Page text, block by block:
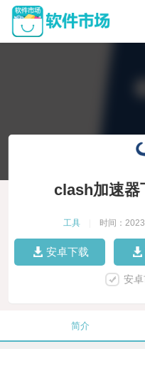
clash加速器
工具 时间：
安卓下载
安
简介